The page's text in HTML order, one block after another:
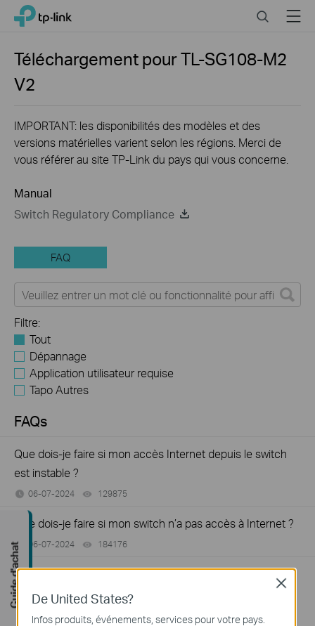
Click
the
navigation
TP-Link, Reliably Smart SearchMenu
Téléchargement pourTL-SG108-M2
V2
IMPORTANT: les disponibilités des modèles et des
versions matérielles varient selon les régions. Merci de
vous référer au site TP-Link du pays qui vous concerne.
Manual
Switch Regulatory Compliance
FAQ
Filtre:
Tout
Dépannage
Application utilisateur requise
Tapo Autres
FAQs
Que dois-je faire si mon accès Internet depuis le switch
est instable ?
06-07-2024 129875
Que dois-je faire si mon switch n’a pas accès à Internet ?
06-07-2024 184176
Comment trouver la version matérielle d'un appareil TP-
Link ?
25765498
De United States?
Infos produits, événements, services pour votre pays.
Close
Guide d'achat